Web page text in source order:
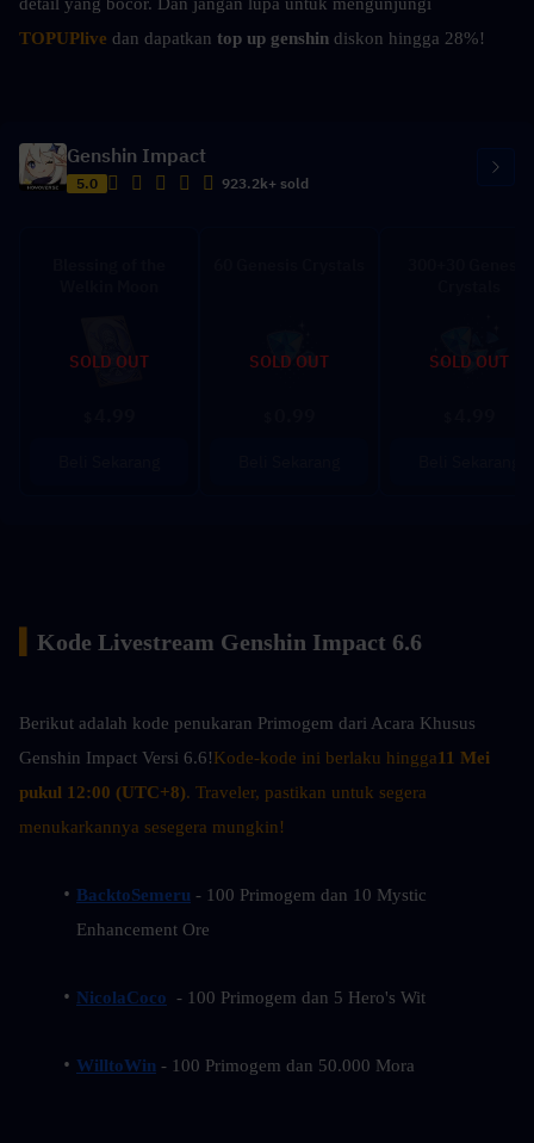
TOPUPlive dan dapatkan top up genshin diskon hingga 28%!
Genshin Impact
5.0 923.2k+ sold
SOLD OUT SOLD OUT SOLD OUT
Kode Livestream Genshin Impact 6.6
Berikut adalah kode penukaran Primogem dari Acara Khusus
Genshin Impact Versi 6.6!Kode-kode ini berlaku hingga11 Mei
pukul 12:00 (UTC+8). Traveler, pastikan untuk segera
menukarkannya sesegera mungkin!
BacktoSemeru - 100 Primogem dan 10 Mystic
Enhancement Ore
NicolaCoco - 100 Primogem dan 5 Hero's Wit
WilltoWin - 100 Primogem dan 50.000 Mora